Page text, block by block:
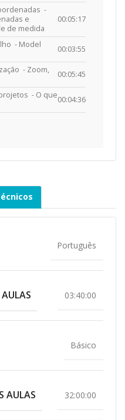
-
e
de medida
00:05:17
- Model
00:03:55
- Zoom,
00:05:45
- O que00:04:36
Português
03:40:00
Básico
AULAS 32:00:00